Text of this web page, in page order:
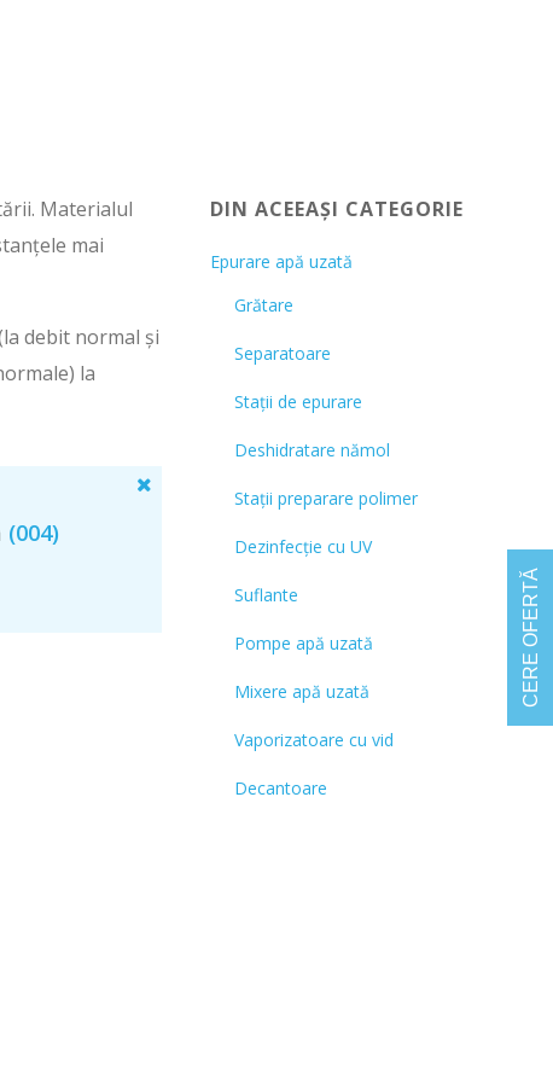
Materialul
mai
debit normal și
la
(004)
DIN ACEEAȘI CATEGORIE
Epurare apă uzată
Grătare
Separatoare
Stații de epurare
Deshidratare nămol
Stații preparare polimer
Dezinfecție cu UV
Suflante
Pompe apă uzată
Mixere apă uzată
Vaporizatoare cu vid
Decantoare
CERE OFERTĂ